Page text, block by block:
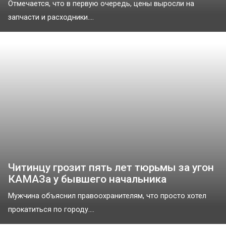
Отмечается, что в первую очередь, цены выросли на
запчасти и расходники....
Читинцу грозит пять лет тюрьмы за угон
КАМАЗа у бывшего начальника
Мужчина объяснил правоохранителям, что просто хотел
прокатиться по городу....